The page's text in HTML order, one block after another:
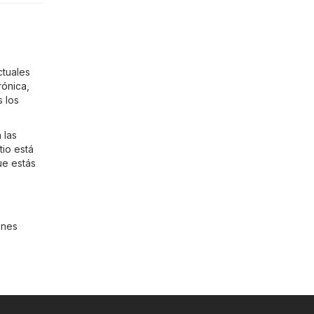
los
las
está
estás